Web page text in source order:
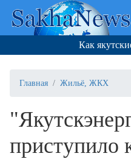
Как якутские
Главная Жильё, ЖКХ
приступило